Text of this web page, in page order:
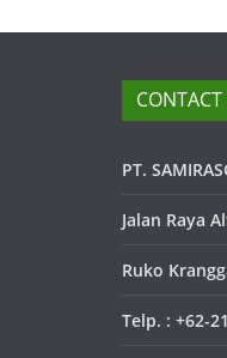
CONTACT
PT.
Jalan Raya
Ruko
Telp. : +62-